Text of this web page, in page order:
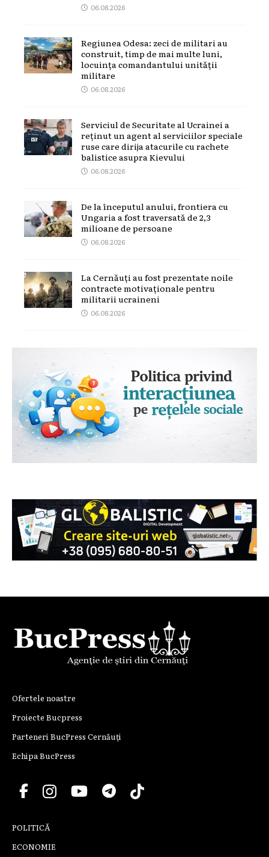
06.08.2026
Regiunea Odesa: zeci de militari au
construit, timp de mai multe luni,
locuința comandantului unității
militare
06.08.2026
Serviciul de Securitate al Ucrainei a
reținut un agent al serviciilor speciale
ruse care dirija atacurile cu rachete
balistice asupra Kievului
06.08.2026
De la începutul anului, frontiera cu
Ungaria a fost traversată de 2,3
milioane de persoane
06.08.2026
La Cernăuți au fost prezentate noile
contracte motivaționale pentru
militarii ucraineni
06.08.2026
Ofertele noastre
Proiecte Bucpress
Parteneri BucPress Cernăuți
Echipa BucPress
POLITICĂ
ECONOMIE